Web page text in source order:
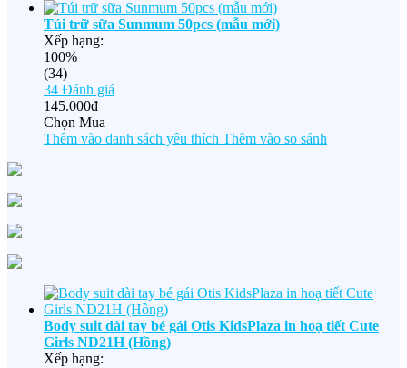
Túi trữ sữa Sunmum 50pcs (mẫu mới)
Xếp hạng:
100%
(34)
34 Đánh giá
145.000đ
Chọn Mua
Thêm vào danh sách yêu thích Thêm vào so sánh
Body suit dài tay bé gái Otis KidsPlaza in hoạ tiết Cute
Girls ND21H (Hồng)
Xếp hạng: